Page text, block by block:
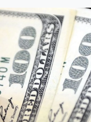
Haber Arşivi